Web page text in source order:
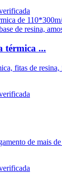
térmica ...
fitas de
de mais